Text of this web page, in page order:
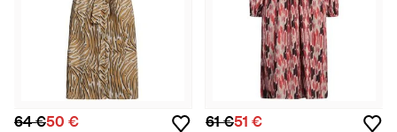
64 €50 € 61 €51 €